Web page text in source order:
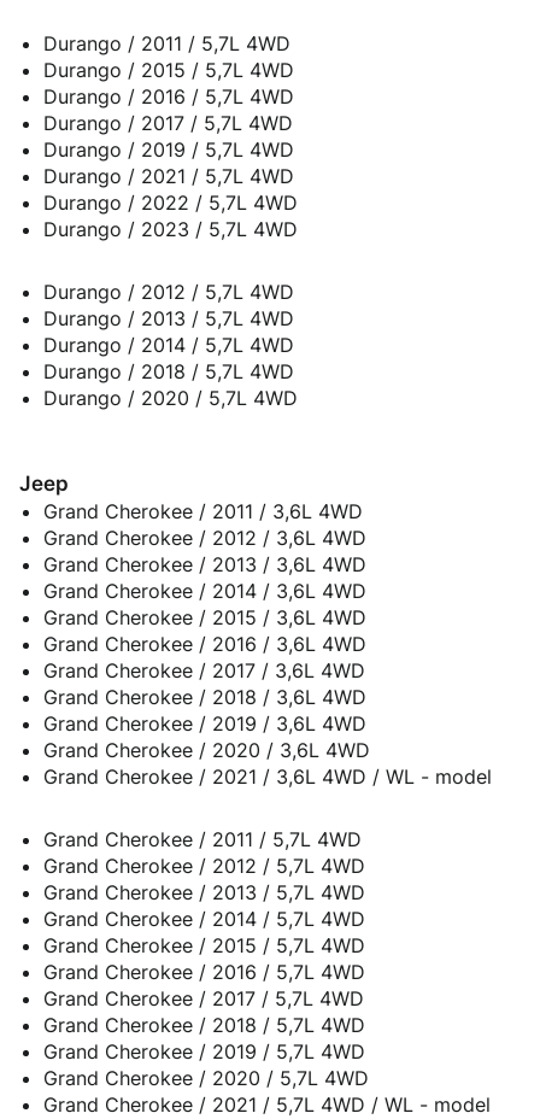
Durango / 2011 / 5,7L 4WD
Durango / 2015 / 5,7L 4WD
Durango / 2016 / 5,7L 4WD
Durango / 2017 / 5,7L 4WD
Durango / 2019 / 5,7L 4WD
Durango / 2021 / 5,7L 4WD
Durango / 2022 / 5,7L 4WD
Durango / 2023 / 5,7L 4WD
Durango / 2012 / 5,7L 4WD
Durango / 2013 / 5,7L 4WD
Durango / 2014 / 5,7L 4WD
Durango / 2018 / 5,7L 4WD
Durango / 2020 / 5,7L 4WD
Jeep
Grand Cherokee / 2011 / 3,6L 4WD
Grand Cherokee / 2012 / 3,6L 4WD
Grand Cherokee / 2013 / 3,6L 4WD
Grand Cherokee / 2014 / 3,6L 4WD
Grand Cherokee / 2015 / 3,6L 4WD
Grand Cherokee / 2016 / 3,6L 4WD
Grand Cherokee / 2017 / 3,6L 4WD
Grand Cherokee / 2018 / 3,6L 4WD
Grand Cherokee / 2019 / 3,6L 4WD
Grand Cherokee / 2020 / 3,6L 4WD
Grand Cherokee / 2021 / 3,6L 4WD / WL - model
Grand Cherokee / 2011 / 5,7L 4WD
Grand Cherokee / 2012 / 5,7L 4WD
Grand Cherokee / 2013 / 5,7L 4WD
Grand Cherokee / 2014 / 5,7L 4WD
Grand Cherokee / 2015 / 5,7L 4WD
Grand Cherokee / 2016 / 5,7L 4WD
Grand Cherokee / 2017 / 5,7L 4WD
Grand Cherokee / 2018 / 5,7L 4WD
Grand Cherokee / 2019 / 5,7L 4WD
Grand Cherokee / 2020 / 5,7L 4WD
Grand Cherokee / 2021 / 5,7L 4WD / WL - model